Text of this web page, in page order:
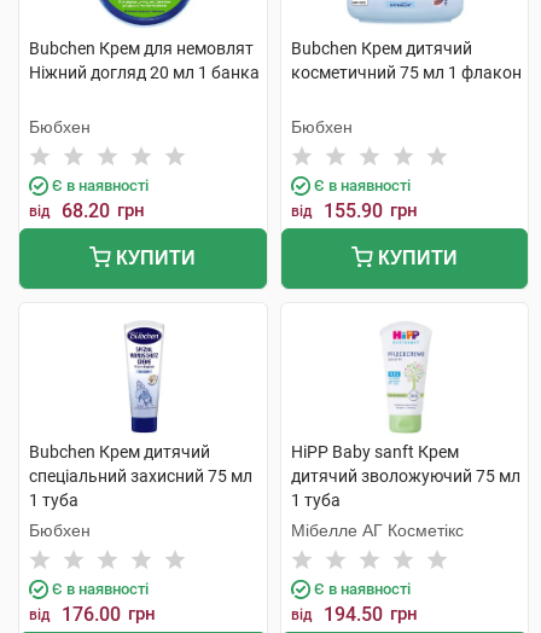
Bubchen Крем для немовлят
Ніжний догляд 20 мл 1 банка
Бюбхен
Є в наявності
від 68.20 грн
КУПИТИ
Bubchen Крем дитячий
косметичний 75 мл 1 флакон
Бюбхен
Є в наявності
від 155.90 грн
КУПИТИ
Bubchen Крем дитячий
спеціальний захисний 75 мл
1 туба
Бюбхен
Є в наявності
від 176.00 грн
HiPP Baby sanft Крем
дитячий зволожуючий 75 мл
1 туба
Мібелле АГ Косметікс
Є в наявності
від 194.50 грн